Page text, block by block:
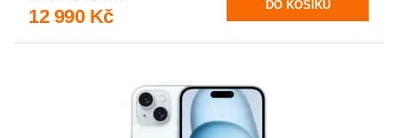
12 990 Kč